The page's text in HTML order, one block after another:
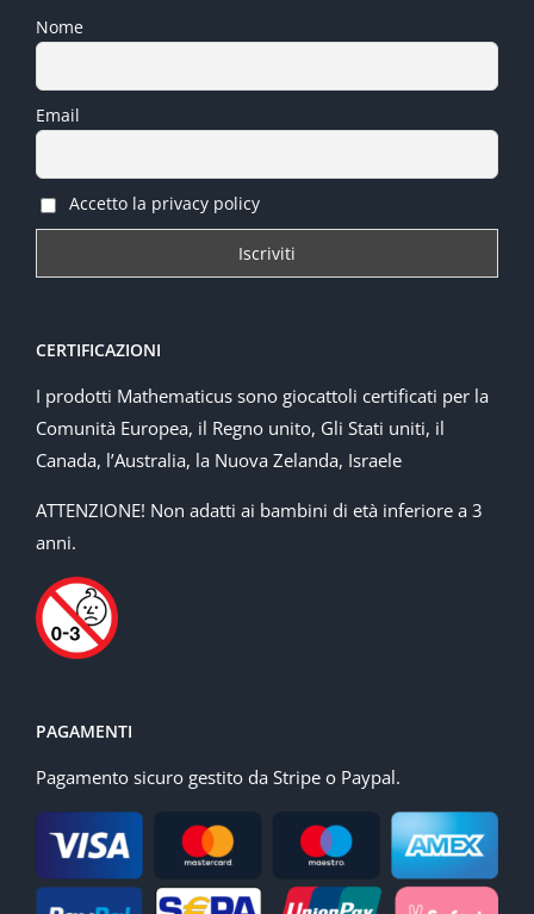
Nome
Email
Accetto la privacy policy
CERTIFICAZIONI
I prodotti Mathematicus sono giocattoli certificati per la
Comunità Europea, il Regno unito, Gli Stati uniti, il
Canada, l’Australia, la Nuova Zelanda, Israele
ATTENZIONE! Non adatti ai bambini di età inferiore a 3
anni.
PAGAMENTI
Pagamento sicuro gestito da Stripe o Paypal.